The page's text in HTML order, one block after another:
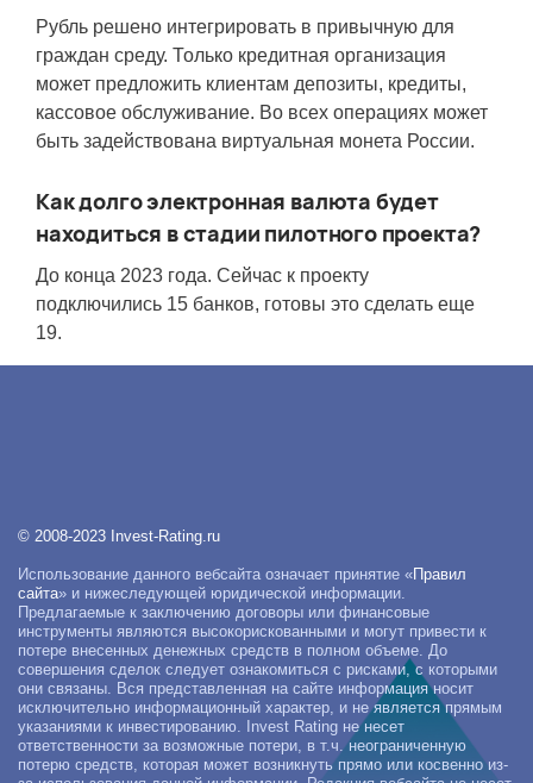
Рубль решено интегрировать в привычную для
граждан среду. Только кредитная организация
может предложить клиентам депозиты, кредиты,
кассовое обслуживание. Во всех операциях может
быть задействована виртуальная монета России.
Как долго электронная валюта будет
находиться в стадии пилотного проекта?
До конца 2023 года. Сейчас к проекту
подключились 15 банков, готовы это сделать еще
19.
© 2008-2023 Invest-Rating.ru
Использование данного вебсайта означает принятие «Правил
сайта» и нижеследующей юридической информации.
Предлагаемые к заключению договоры или финансовые
инструменты являются высокорискованными и могут привести к
потере внесенных денежных средств в полном объеме. До
совершения сделок следует ознакомиться с рисками, с которыми
они связаны. Вся представленная на сайте информация носит
исключительно информационный характер, и не является прямым
указаниями к инвестированию. Invest Rating не несет
ответственности за возможные потери, в т.ч. неограниченную
потерю средств, которая может возникнуть прямо или косвенно из-